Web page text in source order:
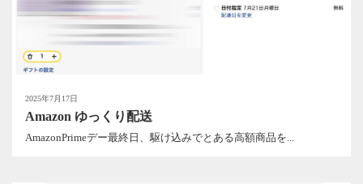
2025年7月17日
Amazon ゆっくり配送
AmazonPrimeデー最終日、駆け込みでとある高額商品を...